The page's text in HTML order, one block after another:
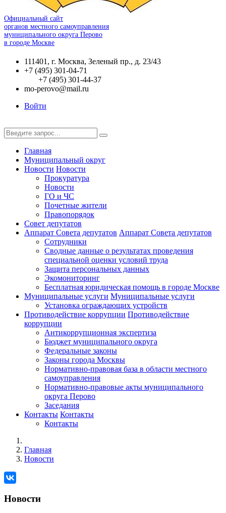
Официальный сайт
органов местного самоуправления
муниципального округа Перово
в городе Москве
111401, г. Москва, Зеленый пр., д. 23/43
+7 (495) 301-04-71
+7 (495) 301-44-37
mo-perovo@mail.ru
Войти
Главная
Муниципальный округ
Новости Новости
Прокуратура
Новости
ГО и ЧС
Почетные жители
Правопорядок
Совет депутатов
Аппарат Совета депутатов Аппарат Совета депутатов
Сотрудники
Сводные данные о результатах проведения
специальной оценки условий труда
Защита персональных данных
Экомониторинг
Бесплатная юридическая помощь в городе Москве
Муниципальные услуги Муниципальные услуги
Установка ограждающих устройств
Противодействие коррупции Противодействие
коррупции
Антикоррупционная экспертиза
Бюджет муниципального округа
Федеральные законы
Законы города Москвы
Нормативно-правовая база в области местного
самоуправления
Нормативно-правовые акты муниципального
округа Перово
Заседания
Контакты Контакты
Контакты
Главная
Новости
Новости